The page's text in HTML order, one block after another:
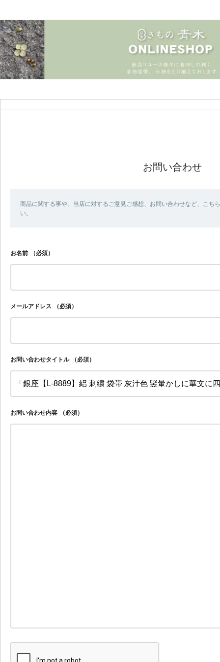
お問い合わせ
商品に関する事や、当店に対するご意見ご感想、お問い合わせなど、こち
い。
お名前 （必須）
メールアドレス （必須）
お問い合わせタイトル （必須）
お問い合わせ内容 （必須）